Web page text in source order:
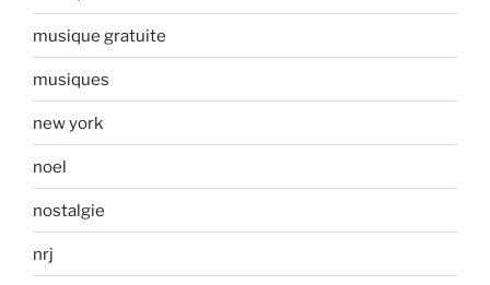
musique gratuite
musiques
new york
noel
nostalgie
nrj